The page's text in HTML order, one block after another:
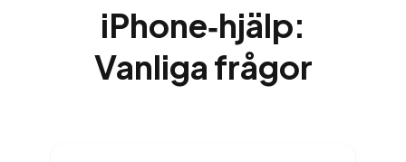
iPhone‑hjälp:
Vanliga frågor